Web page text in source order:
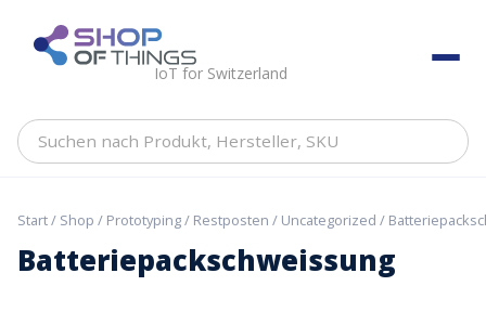
content ShopOfThings
IoT for Switzerland
Suchen
Hersteller,
Start/ Shop / Prototyping/ Restposten / Uncategorized /
Batteriepackschweissung